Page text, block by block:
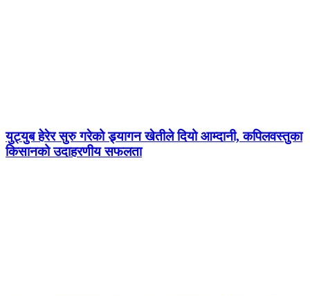
युट्युब हेरेर सुरु गरेको ड्र्यागन खेतीले दियो आम्दानी, कपिलवस्तुका
किसानको उदाहरणीय सफलता